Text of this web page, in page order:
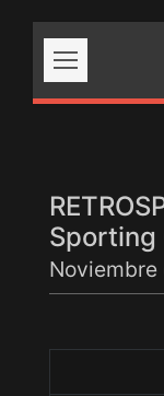
Sporting